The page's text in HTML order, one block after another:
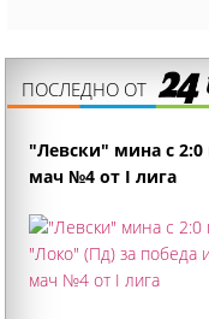
ПОСЛЕДНО ОТ
"Левски" мина с
мач №4 от I лига